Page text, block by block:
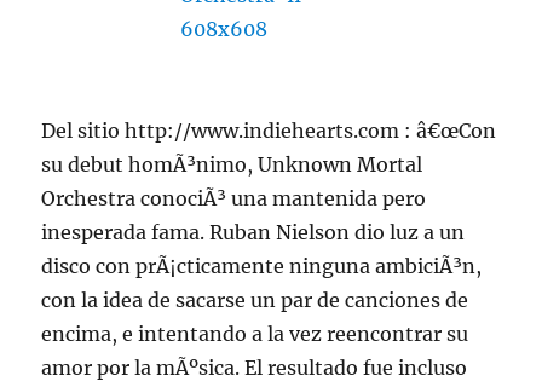
Del sitio http://www.indiehearts.com : â€œCon
su debut homÃ³nimo, Unknown Mortal
Orchestra conociÃ³ una mantenida pero
inesperada fama. Ruban Nielson dio luz a un
disco con prÃ¡cticamente ninguna ambiciÃ³n,
con la idea de sacarse un par de canciones de
encima, e intentando a la vez reencontrar su
amor por la mÃºsica. El resultado fue incluso